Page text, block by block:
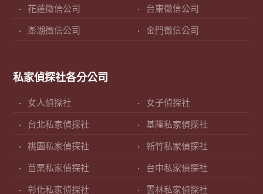
花蓮徵信公司 台東徵信公司
澎湖徵信公司 金門徵信公司
私家偵探社各分公司
女人偵探社 女子偵探社
台北私家偵探社 基隆私家偵探社
桃園私家偵探社 新竹私家偵探社
苗栗私家偵探社 台中私家偵探社
彰化私家偵探社 雲林私家偵探社